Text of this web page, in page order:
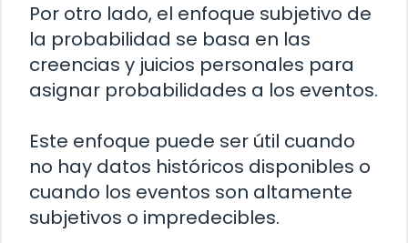
Por otro lado, el enfoque subjetivo de
la probabilidad se basa en las
creencias y juicios personales para
asignar probabilidades a los eventos.
Este enfoque puede ser útil cuando
no hay datos históricos disponibles o
cuando los eventos son altamente
subjetivos o impredecibles.